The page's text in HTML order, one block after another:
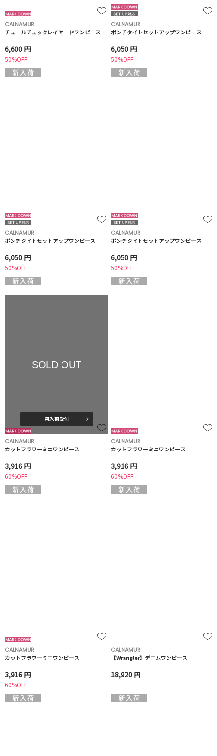
CALNAMUR
チュールチェックレイヤードワンピース
6,600 円
50%OFF
CALNAMUR
ポンチタイトセットアップワンピース
6,050 円
50%OFF
CALNAMUR
ポンチタイトセットアップワンピース
6,050 円
50%OFF
CALNAMUR
ポンチタイトセットアップワンピース
6,050 円
50%OFF
SOLD OUT
再入荷受付
CALNAMUR
カットフラワーミニワンピース
3,916 円
60%OFF
CALNAMUR
カットフラワーミニワンピース
3,916 円
60%OFF
CALNAMUR
カットフラワーミニワンピース
3,916 円
60%OFF
CALNAMUR
【Wrangler】デニムワンピース
18,920 円